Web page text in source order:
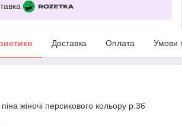
Доставка Оплата Умови
жіночі персикового кольору р.36